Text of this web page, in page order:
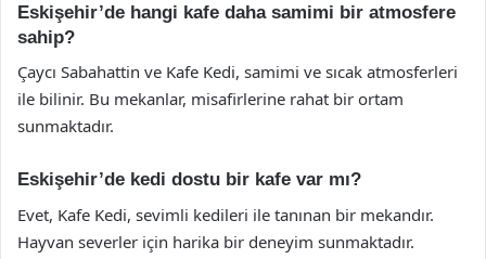
Eskişehir’de hangi kafe daha samimi bir atmosfere
sahip?
Çaycı Sabahattin ve Kafe Kedi, samimi ve sıcak atmosferleri
ile bilinir. Bu mekanlar, misafirlerine rahat bir ortam
sunmaktadır.
Eskişehir’de kedi dostu bir kafe var mı?
Evet, Kafe Kedi, sevimli kedileri ile tanınan bir mekandır.
Hayvan severler için harika bir deneyim sunmaktadır.